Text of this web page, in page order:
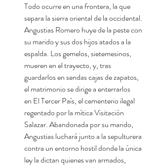
Todo ocurre en una frontera, la que
separa la sierra oriental de la occidental.
Angustias Romero huye de la peste con
su marido y sus dos hijos atados a la
espalda. Los gemelos, sietemesinos,
mueren en el trayecto, y, tras
guardarlos en sendas cajas de zapatos,
el matrimonio se dirige a enterrarlos
en El Tercer País, el cementerio ilegal
regentado por la mítica Visitación
Salazar. Abandonada por su marido,
Angustias luchará junto a la sepulturera
contra un entorno hostil donde la única
ley la dictan quienes van armados,